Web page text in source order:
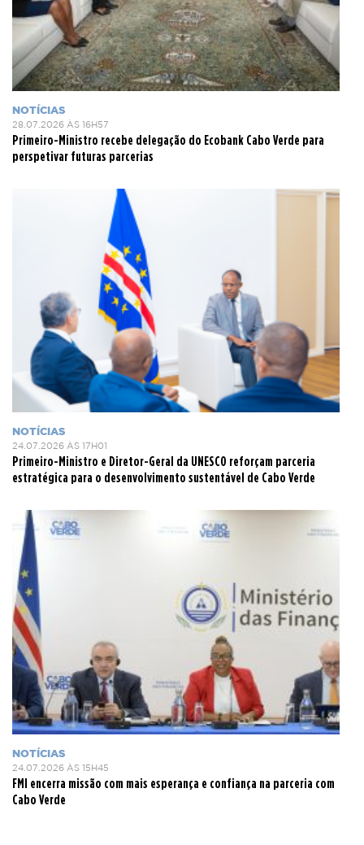
NOTÍCIAS
28.07.2026 ÀS 16H57
Primeiro-Ministro recebe delegação do Ecobank Cabo Verde para
perspetivar futuras parcerias
NOTÍCIAS
24.07.2026 ÀS 17H01
Primeiro-Ministro e Diretor-Geral da UNESCO reforçam parceria
estratégica para o desenvolvimento sustentável de Cabo Verde
NOTÍCIAS
24.07.2026 ÀS 15H45
FMI encerra missão com mais esperança e confiança na parceria com
Cabo Verde